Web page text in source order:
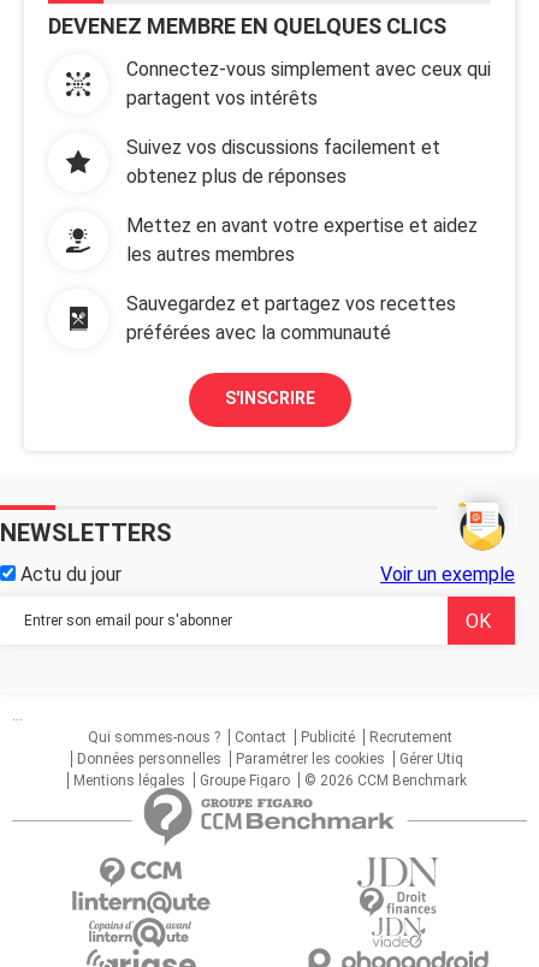
DEVENEZ MEMBRE EN QUELQUES CLICS
Connectez-vous simplement avec ceux qui
partagent vos intérêts
Suivez vos discussions facilement et
obtenez plus de réponses
Mettez en avant votre expertise et aidez
les autres membres
Sauvegardez et partagez vos recettes
préférées avec la communauté
S'INSCRIRE
NEWSLETTERS
Actu du jour Voir un exemple
...
Qui sommes-nous ?
Contact Publicité
Recrutement
Données personnelles
Paramétrer les cookies
Gérer Utiq
Mentions légales
Groupe Figaro © 2026 CCM Benchmark